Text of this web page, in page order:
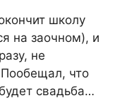
школу
на заочном), и
не
что
свадьба…